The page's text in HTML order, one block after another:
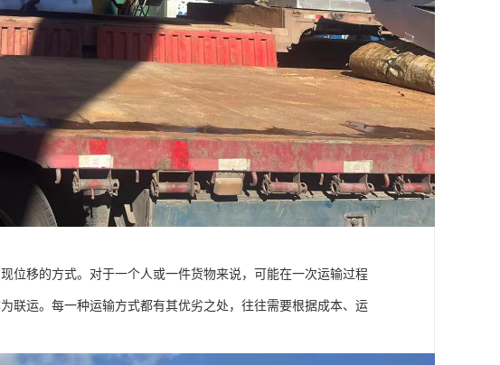
位移的方式。对于一个人或一件货物来说，可能在一次运输过程
联运。每一种运输方式都有其优劣之处，往往需要根据成本、运